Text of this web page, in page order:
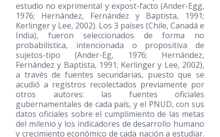
estudio no exprimental y expost-facto (Ander-Egg,
1976; Hernández, Fernández y Baptista, 1991;
Kerlinger y Lee, 2002). Los 3 países (Chile, Canadá e
India), fueron seleccionados de forma no
probabilística, intencionada o propositiva de
sujetos-tipo (Ander-Eg, 1976; Hernández,
Fernández y Baptista, 1991; Kerlinger y Lee, 2002),
a través de fuentes secundarias, puesto que se
acudió a registros recolectados previamente por
otros autores: las fuentes oficiales
gubernamentales de cada país, y el PNUD, con sus
datos oficiales sobre el cumplimiento de las metas
del milenio y los indicadores de desarrollo humano
y crecimiento económico de cada nación a estudiar.